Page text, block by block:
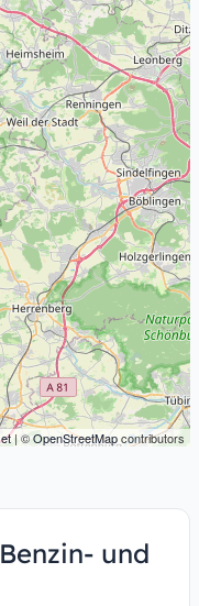
| ©OpenStreetMapcontributors
und